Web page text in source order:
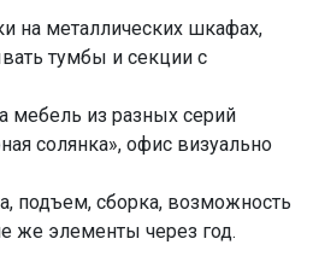
на металлических шкафах,
тумбы и секции с
мебель из разных серий
солянка», офис визуально
подъем, сборка, возможность
же элементы через год.